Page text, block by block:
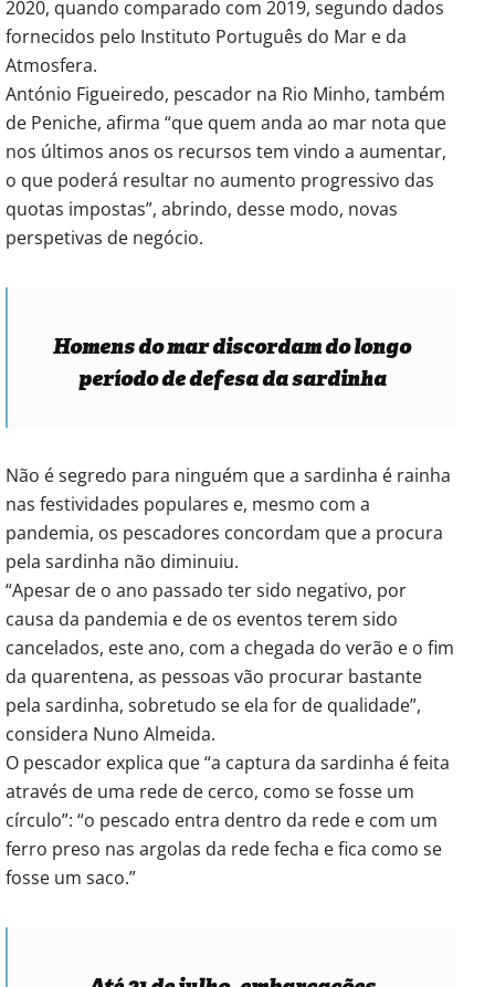
2020, quando comparado com 2019, segundo dados
fornecidos pelo Instituto Português do Mar e da
Atmosfera.
António Figueiredo, pescador na Rio Minho, também
de Peniche, afirma “que quem anda ao mar nota que
nos últimos anos os recursos tem vindo a aumentar,
o que poderá resultar no aumento progressivo das
quotas impostas”, abrindo, desse modo, novas
perspetivas de negócio.
Homens do mar discordam do longo
período de defesa da sardinha
Não é segredo para ninguém que a sardinha é rainha
nas festividades populares e, mesmo com a
pandemia, os pescadores concordam que a procura
pela sardinha não diminuiu.
“Apesar de o ano passado ter sido negativo, por
causa da pandemia e de os eventos terem sido
cancelados, este ano, com a chegada do verão e o fim
da quarentena, as pessoas vão procurar bastante
pela sardinha, sobretudo se ela for de qualidade”,
considera Nuno Almeida.
O pescador explica que “a captura da sardinha é feita
através de uma rede de cerco, como se fosse um
círculo”: “o pescado entra dentro da rede e com um
ferro preso nas argolas da rede fecha e fica como se
fosse um saco.”